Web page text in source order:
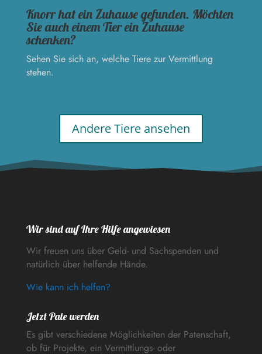
Knorr hat ein Zuhause gefunden. Möchten
Sie auch einem Tier ein Zuhause
schenken?
Sehen Sie sich an, welche Tiere zur Vermittlung
stehen.
Andere Tiere ansehen
Wir sind auf Ihre Hilfe angewiesen
Wir freuen uns über Geld- und Sachspenden und
natürlich über helfende Hände.
Wie kann ich helfen?
Jetzt Pate werden
Es gibt verschiedene Möglichkeiten der Patenschaft,
ob für Projekte, ein Vermittlungs- oder